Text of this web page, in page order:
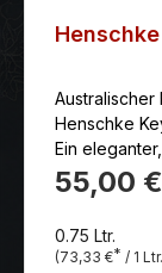
Australischer
Henschke
Ein
55,00 €
0.75 Ltr.
(73,33 €* / 1